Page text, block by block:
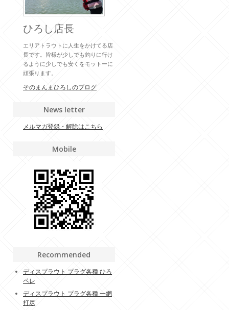
ひろし店長
エリアトラウトに人生をかけてる店
長です。皆様が少しでも釣りに行け
るように少しでも安くをモットーに
頑張ります。
そのまんまひろしのブログ
News letter
メルマガ登録・解除はこちら
Mobile
Recommended
ディスプラウト プラグ各種 ひろ
ペレ
ディスプラウト プラグ各種 一網
打尽